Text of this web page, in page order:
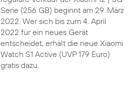
Serie (256 GB) beginnt am 29. März
2022. Wer sich bis zum 4. April
2022 für ein neues Gerät
entscheidet, erhält die neue Xiaomi
Watch S1 Active (UVP 179 Euro)
gratis dazu.